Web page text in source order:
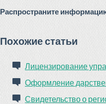
Распространите
Похожие статьи
Лицензирование
Оформление
Свидетельство о